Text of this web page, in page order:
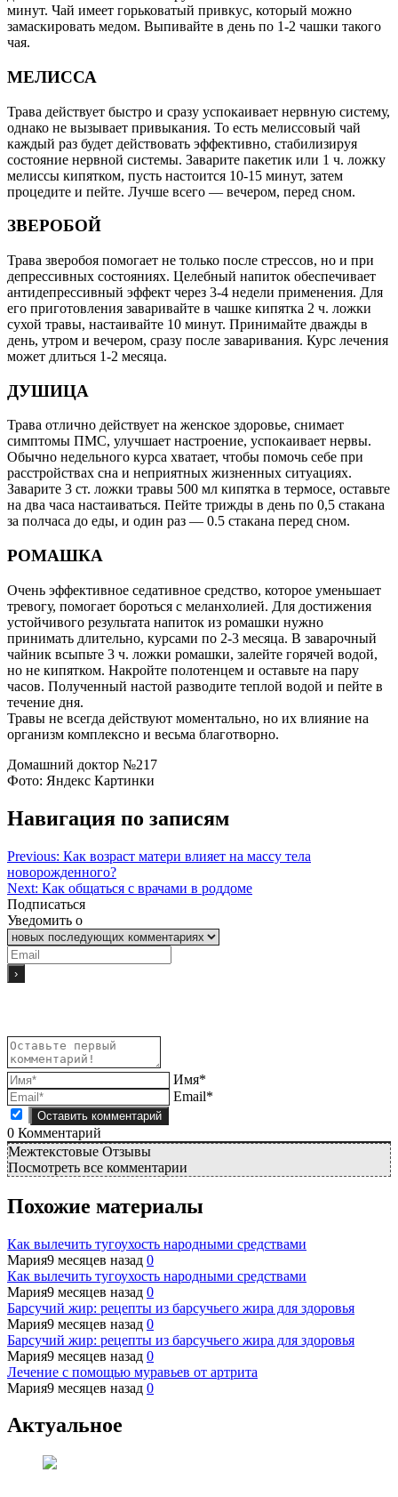
минут. Чай имеет горьковатый привкус, который можно
замаскировать медом. Выпивайте в день по 1-2 чашки такого
чая.
МЕЛИССА
Трава действует быстро и сразу успокаивает нервную систему,
однако не вызывает привыкания. То есть мелиссовый чай
каждый раз будет действовать эффективно, стабилизируя
состояние нервной системы. Заварите пакетик или 1 ч. ложку
мелиссы кипятком, пусть настоится 10-15 минут, затем
процедите и пейте. Лучше всего — вечером, перед сном.
ЗВЕРОБОЙ
Трава зверобоя помогает не только после стрессов, но и при
депрессивных состояниях. Целебный напиток обеспечивает
антидепрессивный эффект через 3-4 недели применения. Для
его приготовления заваривайте в чашке кипятка 2 ч. ложки
сухой травы, настаивайте 10 минут. Принимайте дважды в
день, утром и вечером, сразу после заваривания. Курс лечения
может длиться 1-2 месяца.
ДУШИЦА
Трава отлично действует на женское здоровье, снимает
симптомы ПМС, улучшает настроение, успокаивает нервы.
Обычно недельного курса хватает, чтобы помочь себе при
расстройствах сна и неприятных жизненных ситуациях.
Заварите 3 ст. ложки травы 500 мл кипятка в термосе, оставьте
на два часа настаиваться. Пейте трижды в день по 0,5 стакана
за полчаса до еды, и один раз — 0.5 стакана перед сном.
РОМАШКА
Очень эффективное седативное средство, которое уменьшает
тревогу, помогает бороться с меланхолией. Для достижения
устойчивого результата напиток из ромашки нужно
принимать длительно, курсами по 2-3 месяца. В заварочный
чайник всыпьте 3 ч. ложки ромашки, залейте горячей водой,
но не кипятком. Накройте полотенцем и оставьте на пару
часов. Полученный настой разводите теплой водой и пейте в
течение дня.
Травы не всегда действуют моментально, но их влияние на
организм комплексно и весьма благотворно.
Домашний доктор №217
Фото: Яндекс Картинки
Навигация по записям
Previous: Как возраст матери влияет на массу тела
новорожденного?
Next: Как общаться с врачами в роддоме
Подписаться
Уведомить о
Имя*
Email*
0 Комментарий
Межтекстовые Отзывы
Посмотреть все комментарии
Похожие материалы
Как вылечить тугоухость народными средствами
Мария9 месяцев назад 0
Как вылечить тугоухость народными средствами
Мария9 месяцев назад 0
Барсучий жир: рецепты из барсучьего жира для здоровья
Мария9 месяцев назад 0
Барсучий жир: рецепты из барсучьего жира для здоровья
Мария9 месяцев назад 0
Лечение с помощью муравьев от артрита
Мария9 месяцев назад 0
Актуальное